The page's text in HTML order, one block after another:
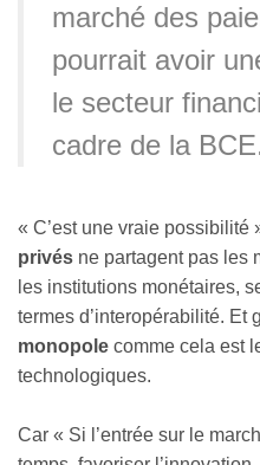
marché des
pourrait avoir
le secteur
cadre de la
« C’est une vraie possibilité
privés ne partagent pas les
les institutions monétaires,
termes d’interopérabilité. Et
monopole comme cela est
technologiques.
Car « Si l’entrée sur le